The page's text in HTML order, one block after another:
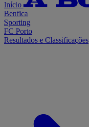
Início
Benfica
Sporting
FC Porto
Resultados e Classificações